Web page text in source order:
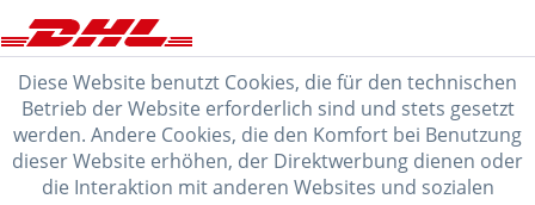
Diese Website benutzt Cookies, die für den technischen
Betrieb der Website erforderlich sind und stets gesetzt
werden. Andere Cookies, die den Komfort bei Benutzung
dieser Website erhöhen, der Direktwerbung dienen oder
die Interaktion mit anderen Websites und sozialen